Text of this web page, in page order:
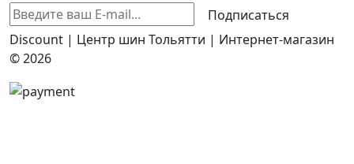
Подписаться
Discount | Центр шин Тольятти | Интернет-магазин
© 2026